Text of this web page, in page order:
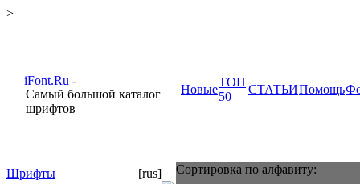
>
Самый большой каталог
шрифтов
Новые
ТОП
50
СТАТЬИПомощь
Шрифты
[rus]
Сортировка по алфавиту: